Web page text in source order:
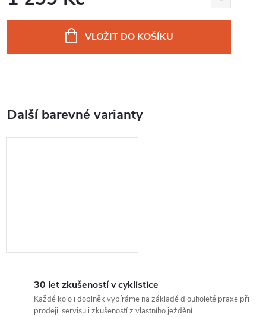
VLOŽIT DO KOŠÍKU
30 let zkušeností v cyklistice
Každé kolo i doplněk vybíráme na základě dlouholeté praxe při
prodeji, servisu i zkušeností z vlastního ježdění.